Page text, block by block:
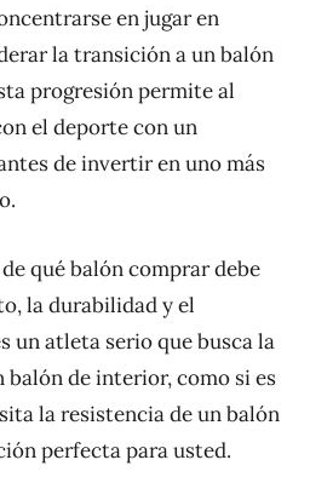
en jugar en
la transición a un balón
progresión permite al
el deporte con un
de invertir en uno más
qué balón comprar debe
la durabilidad y el
un atleta serio que busca la
balón de interior, como si es
la resistencia de un balón
perfecta para usted.